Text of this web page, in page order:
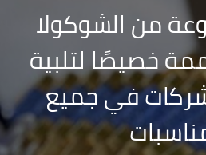
من الشوكولا
خصيصًا لتلبية
في جميع